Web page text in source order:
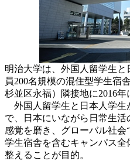
明治大学は、外国人留学生
員200名規模の混住型学生宿
杉並区永福）隣接地に2016年
外国人留学生と日本人学生
で、日本にいながら日常生
感覚を磨き、グローバル社会
学生宿舎を含むキャンパス
整えることが目的。